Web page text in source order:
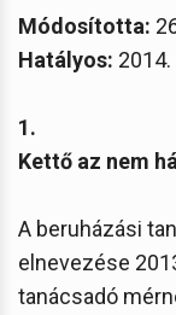
Módosította:
Hatályos: 2014.
1.
Kettő az nem
A beruházási
elnevezése
tanácsadó